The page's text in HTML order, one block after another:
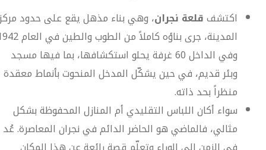
اكتشفقلعة نجران، وهي بناء مذهل يقع على حدود
وفي الداخل 60 غرفة يحلو استكشافها، بما فيها مسجد
وبئر قديم، في حين يشكّل المدخل المنحوت بأنماط معقدة
منظراً بحد ذاته.
سواء أكان اللباس التقليدي أم المنازل المحفوظة بشكل
مثالي، فالماضي هو الحاضر الدائم في نجران المعاصرة. عُد